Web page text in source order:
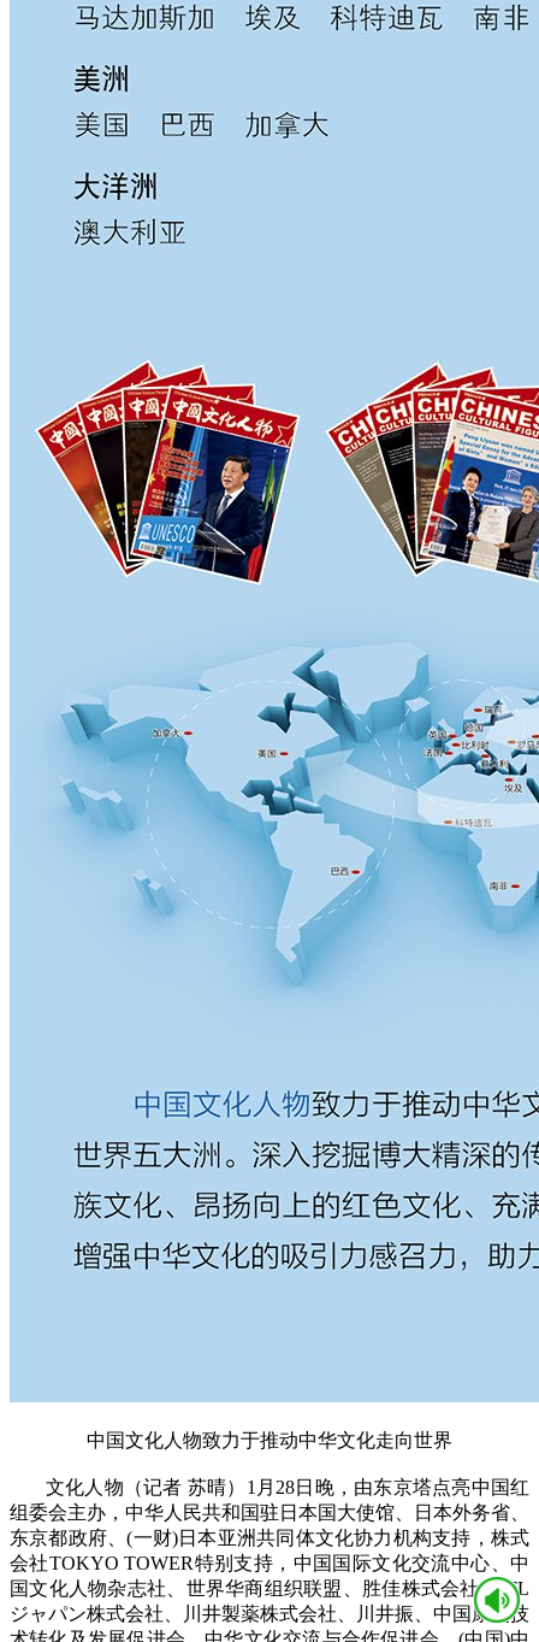
中国文化人物致力于推动中华文化走向世界
文化人物（记者 苏晴）1月28日晚，由东京塔点亮中国红
组委会主办，中华人民共和国驻日本国大使馆、日本外务省、
东京都政府、(一财)日本亚洲共同体文化协力机构支持，株式
会社TOKYO TOWER特别支持，中国国际文化交流中心、中
国文化人物杂志社、世界华商组织联盟、胜佳株式会社、ITL
ジャパン株式会社、川井製薬株式会社、川井振、中国康复技